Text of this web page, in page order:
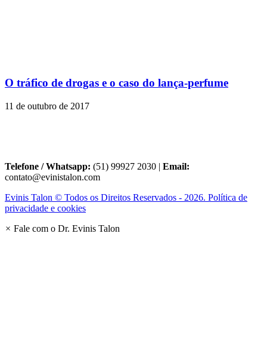
O tráfico de drogas e o caso do lança-perfume
11 de outubro de 2017
Telefone / Whatsapp: (51) 99927 2030 | Email:
contato@evinistalon.com
Evinis Talon © Todos os Direitos Reservados - 2026. Política de
privacidade e cookies
× Fale com o Dr. Evinis Talon